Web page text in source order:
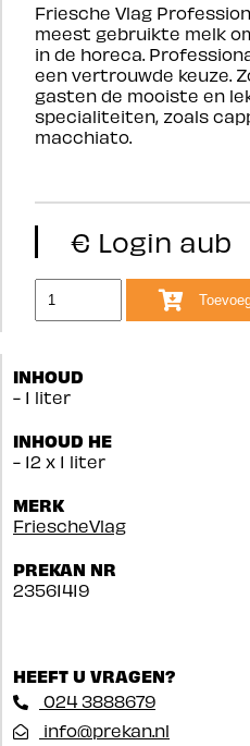
Friesche Vlag
meest gebruikte melk
in de horeca.
een vertrouwde keuze.
gasten de mooiste en
specialiteiten, zoals
macchiato.
€ Login aub
INHOUD
- 1 liter
INHOUD HE
- 12 x 1 liter
MERK
FriescheVlag
PREKAN NR
23561419
HEEFT U VRAGEN?
024 3888679
info@prekan.nl